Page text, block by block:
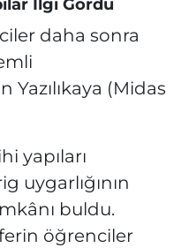
İlgi Gördü
daha sonra
(Midas
yapıları
uygarlığının
buldu.
öğrenciler